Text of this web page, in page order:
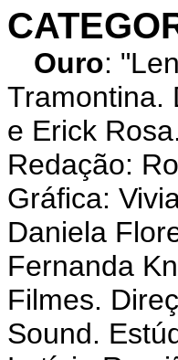
Ouro:
Tramontina.
e Erick
Redação:
Gráfica:
Daniela
Fernanda
Filmes.
Sound.